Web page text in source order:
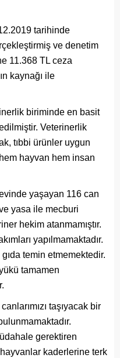
tarihinde
ve denetim
11.368 TL ceza
kaynağı ile
biriminde en basit
Veterinerlik
tıbbi ürünler uygun
hayvan hem insan
yaşayan 116 can
yasa ile mecburi
hekim atanmamıştır.
yapılmamaktadır.
temin etmemektedir.
tamamen
taşıyacak bir
gerektiren
kaderlerine terk